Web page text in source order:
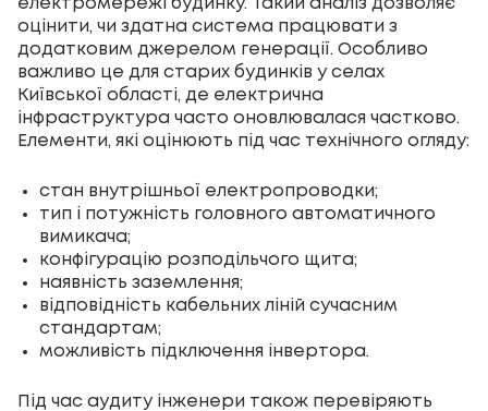
електромережі будинку. Такий аналіз дозволяє
оцінити, чи здатна система працювати з
додатковим джерелом генерації. Особливо
важливо це для старих будинків у селах
Київської області, де електрична
інфраструктура часто оновлювалася частково.
Елементи, які оцінюють під час технічного огляду:
стан внутрішньої електропроводки;
тип і потужність головного автоматичного
вимикача;
конфігурацію розподільчого щита;
наявність заземлення;
відповідність кабельних ліній сучасним
стандартам;
можливість підключення інвертора.
Під час аудиту інженери також перевіряють